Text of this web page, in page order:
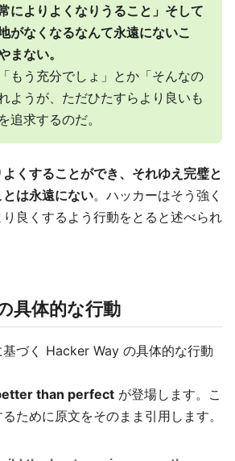
によりよくなりうること」そして
がなくなるなんて永遠にないこ
まない。
もう充分でしょ」とか「そんなの
ようが、ただひたすらより良いも
追求するのだ。
くすることができ、それゆえ完璧と
は永遠にない。ハッカーはそう強く
良くするよう行動をとると述べられ
具体的な行動
づく Hacker Way の具体的な行動
than perfect が登場します。こ
ために原文をそのまま引用します。